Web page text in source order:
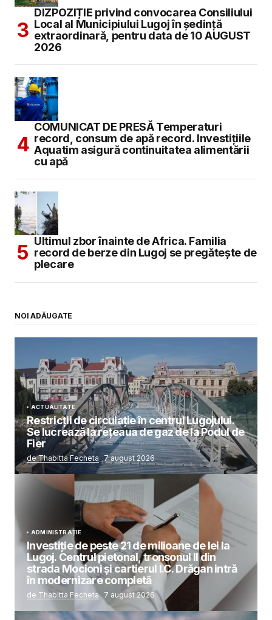
DIZPOZIȚIE privind convocarea Consiliului
Local al Municipiului Lugoj în şedinţă
extraordinară, pentru data de 10 AUGUST
2026
COMUNICAT DE PRESĂ Temperaturi
record, consum de apă record. Investițiile
Aquatim asigură continuitatea alimentării
cu apă
Ultimul zbor înainte de Africa. Familia
record de berze din Lugoj se pregătește de
plecare
NOI ADĂUGATE
ACTUALITATE
Restricții de circulație în centrul Lugojului.
Se lucrează la rețeaua de gaz de la Podul de
Fier
de Thabitta Fecheta 7 august 2026
ADMINISTRAȚIE
Investiție de peste 21 de milioane de lei la
Lugoj. Centrul pietonal, tronsonul II din
strada Mocioni și cartierul I.C. Drăgan intră
în modernizare completă
de Thabitta Fecheta 7 august 2026